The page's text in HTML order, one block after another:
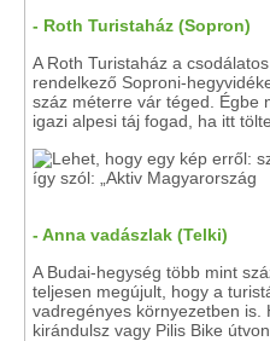
- Roth Turistaház (Sopron)
A Roth Turistaház a
rendelkező Soproni-
száz méterre vár téged. Égbe
igazi alpesi táj fogad, ha itt
- Anna vadászlak (Telki)
A Budai-hegység több mint
teljesen megújult, hogy a
vadregényes környezetben is.
kirándulsz vagy Pilis Bike